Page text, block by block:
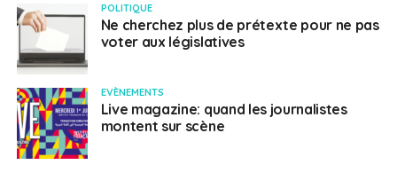
POLITIQUE
Ne cherchez plus de prétexte pour ne pas
voter aux législatives
EVÈNEMENTS
Live magazine: quand les journalistes
montent sur scène